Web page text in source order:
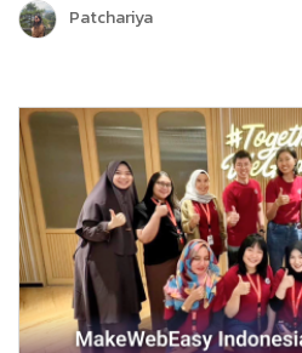
โอกาสและความท้าทาย ปีนี้ Clicknext
พัฒนาผลิตภัณฑ์ให้ตอบโจทย์ลูกค้าม
Patchariya